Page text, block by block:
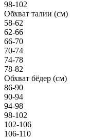
98-102
Обхват талии (см)
58-62
62-66
66-70
70-74
74-78
78-82
Обхват бёдер (см)
86-90
90-94
94-98
98-102
102-106
106-110